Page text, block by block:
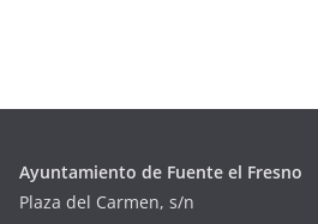
Ayuntamiento de Fuente el Fresno
Plaza del Carmen, s/n